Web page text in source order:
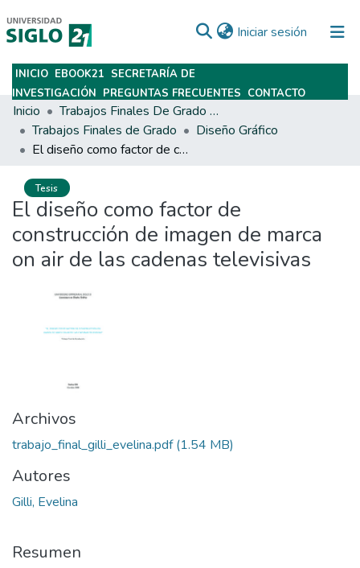
Iniciar sesión (current)
Subir
INICIO EBOOK21 SECRETARÍA DE
INVESTIGACIÓN PREGUNTAS FRECUENTES CONTACTO
Inicio
Trabajos Finales De Grado Y Posgrado
Trabajos Finales de Grado
Diseño Gráfico
El diseño como factor de construcción de imagen de marca on air de las cadenas televisivas
Tesis
El diseño como factor de
construcción de imagen de marca
on air de las cadenas televisivas
Archivos
trabajo_final_gilli_evelina.pdf(1.54 MB)
Autores
Gilli, Evelina
Resumen